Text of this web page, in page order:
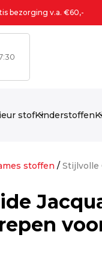
bezorging v.a. €60,-
stofKinderstoffen
stoffen / Stijlvolle